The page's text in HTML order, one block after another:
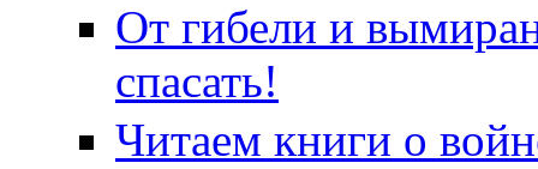
От гибели и
спасать!
Читаем книги о